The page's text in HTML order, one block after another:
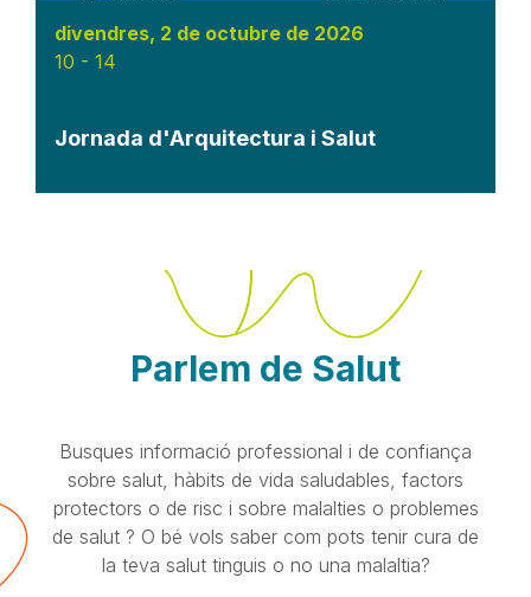
divendres, 2 de octubre de 2026
10 - 14
Jornada d'Arquitectura i Salut
Parlem de Salut
Busques informació professional i de confiança
sobre salut, hàbits de vida saludables, factors
protectors o de risc i sobre malalties o problemes
de salut ? O bé vols saber com pots tenir cura de
la teva salut tinguis o no una malaltia?